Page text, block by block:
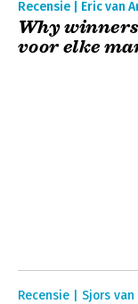
Recensie | Eric van
Why
voor elke
Recensie | Sjors van